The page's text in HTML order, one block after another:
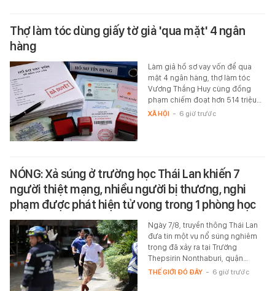
Thợ làm tóc dùng giấy tờ giả 'qua mặt' 4 ngân
hàng
Làm giả hồ sơ vay vốn để qua
mặt 4 ngân hàng, thợ làm tóc
Vương Thắng Huy cùng đồng
phạm chiếm đoạt hơn 514 triệu…
XÃ HỘI - 6 giờ trước
NÓNG: Xả súng ở trường học Thái Lan khiến 7
người thiệt mạng, nhiều người bị thương, nghi
phạm được phát hiện tử vong trong 1 phòng học
Ngày 7/8, truyền thông Thái Lan
đưa tin một vụ nổ súng nghiêm
trọng đã xảy ra tại Trường
Thepsirin Nonthaburi, quận…
THẾ GIỚI ĐÓ ĐÂY - 6 giờ trước